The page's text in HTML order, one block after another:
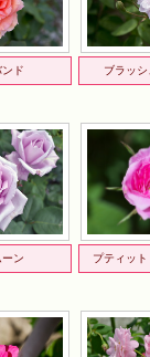
ド ブラッ
ン プティッ